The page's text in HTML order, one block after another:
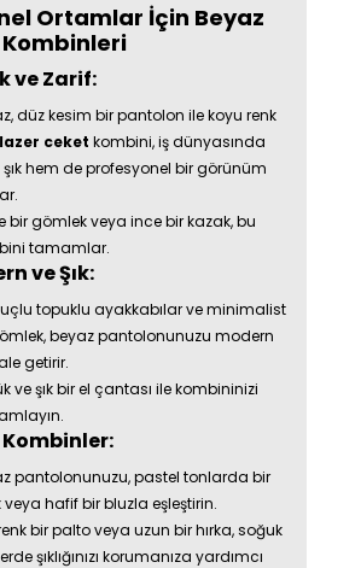
Ortamlar İçin Beyaz
ve Zarif:
düz kesim bir pantolon ile koyu renk
ceket kombini, iş dünyasında
hem de profesyonel bir görünüm
bir gömlek veya ince bir kazak, bu
tamamlar.
ve Şık:
topuklu ayakkabılar ve minimalist
beyaz pantolonunuzu modern
getirir.
ve şık bir el çantası ile kombininizi
Kombinler:
pantolonunuzu, pastel tonlarda bir
veya hafif bir bluzla eşleştirin.
bir palto veya uzun bir hırka, soğuk
şıklığınızı korumanıza yardımcı